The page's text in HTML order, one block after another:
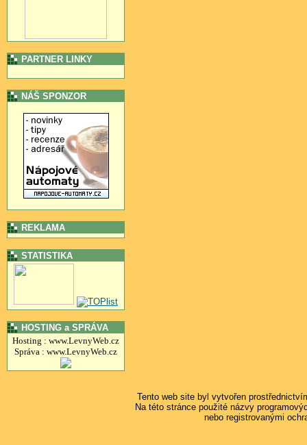
PARTNER LINKY
NÁŠ SPONZOR
REKLAMA
STATISTIKA
HOSTING a SPRÁVA
Hosting : www.LevnyWeb.cz
Správa : www.LevnyWeb.cz
Tento web site byl vytvořen
Na této stránce použité názvy
nebo registrovanými